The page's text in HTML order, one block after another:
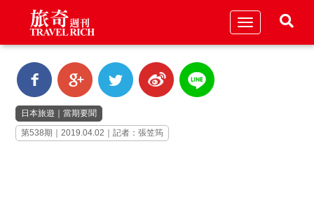
Toggle
日本旅遊 ｜當期要聞
第538期｜2019.04.02｜記者：張笠筠